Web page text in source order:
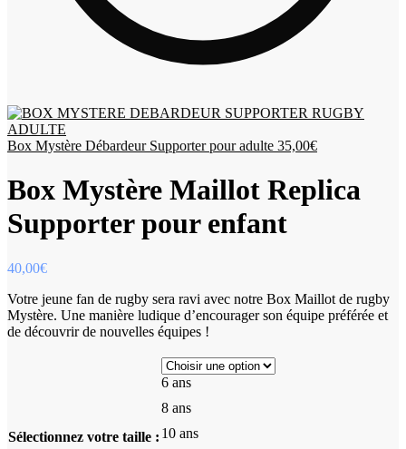
Box Mystère Débardeur Supporter pour adulte 35,00€
Box Mystère Maillot Replica
Supporter pour enfant
40,00€
Votre jeune fan de rugby sera ravi avec notre Box Maillot de rugby
Mystère. Une manière ludique d’encourager son équipe préférée et
de découvrir de nouvelles équipes !
Sélectionnez votre taille :
6 ans
8 ans
10 ans